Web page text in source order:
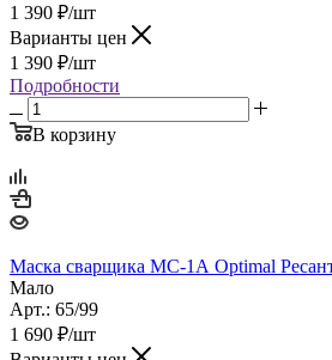
1 390 ₽/шт
Варианты цен
1 390 ₽/шт
Подробности
В корзину
Маска сварщика МС-1А Optimal
Мало
Арт.: 65/99
1 690 ₽/шт